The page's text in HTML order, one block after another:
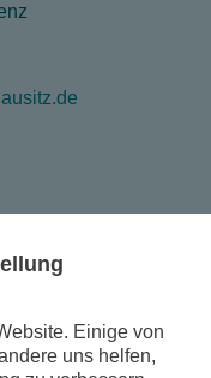
Einige von
uns helfen,